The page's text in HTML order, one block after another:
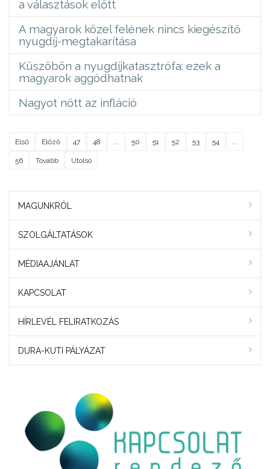
a választások előtt
A magyarok közel felének nincs kiegészítő
nyugdíj-megtakarítása
Küszöbön a nyugdíjkatasztrófa: ezek a
magyarok aggódhatnak
Nagyot nőtt az infláció
Első Előző 47 48 50 51 52 53 54
56 Tovább Utolsó
MAGUNKRÓL
SZOLGÁLTATÁSOK
MÉDIAAJÁNLAT
KAPCSOLAT
HÍRLEVÉL FELIRATKOZÁS
DURA-KUTI PÁLYÁZAT